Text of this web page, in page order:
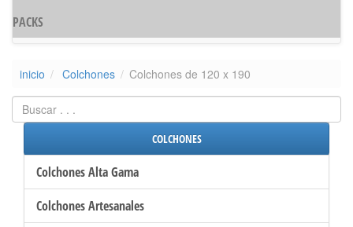
PACKS
inicio Colchones Colchones de 120 x 190
COLCHONES
Colchones Alta Gama
Colchones Artesanales